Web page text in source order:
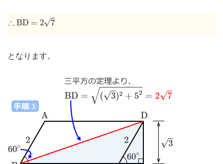
∴ BD = 2√7
BD=
となります。